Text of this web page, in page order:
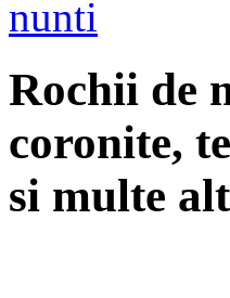
Rochii de
coronite,
si multe